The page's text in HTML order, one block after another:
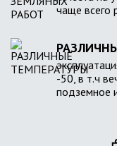
чаще всего
-50, в т.ч
подземное